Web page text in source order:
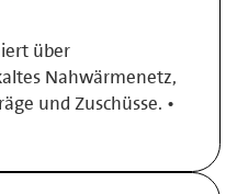
über
Nahwärmenetz,
und Zuschüsse. •